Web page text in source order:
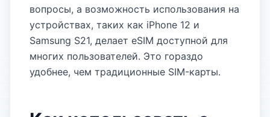
вопросы, а возможность использования на
устройствах, таких как iPhone 12 и
Samsung S21, делает eSIM доступной для
многих пользователей. Это гораздо
удобнее, чем традиционные SIM-карты.